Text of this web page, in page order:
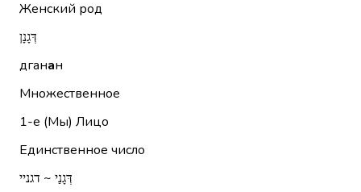
Женский род
דְּגָנָן
дганан
Множественное
1-е (Мы) Лицо
Единственное число
דְּגָנַי ~ דגניי